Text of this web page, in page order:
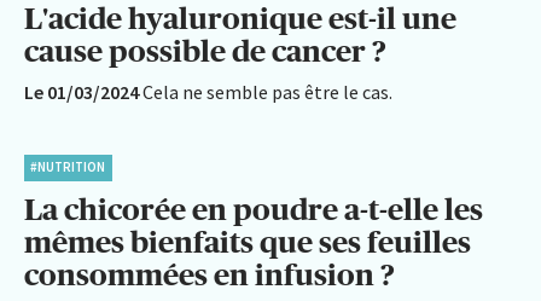
L'acide hyaluronique est-il une
cause possible de cancer ?
Le 01/03/2024Cela ne semble pas être le cas.
#NUTRITION
La chicorée en poudre a-t-elle les
mêmes bienfaits que ses feuilles
consommées en infusion ?